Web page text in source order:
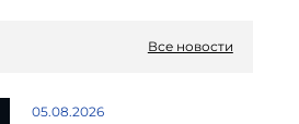
Все новости
05.08.2026